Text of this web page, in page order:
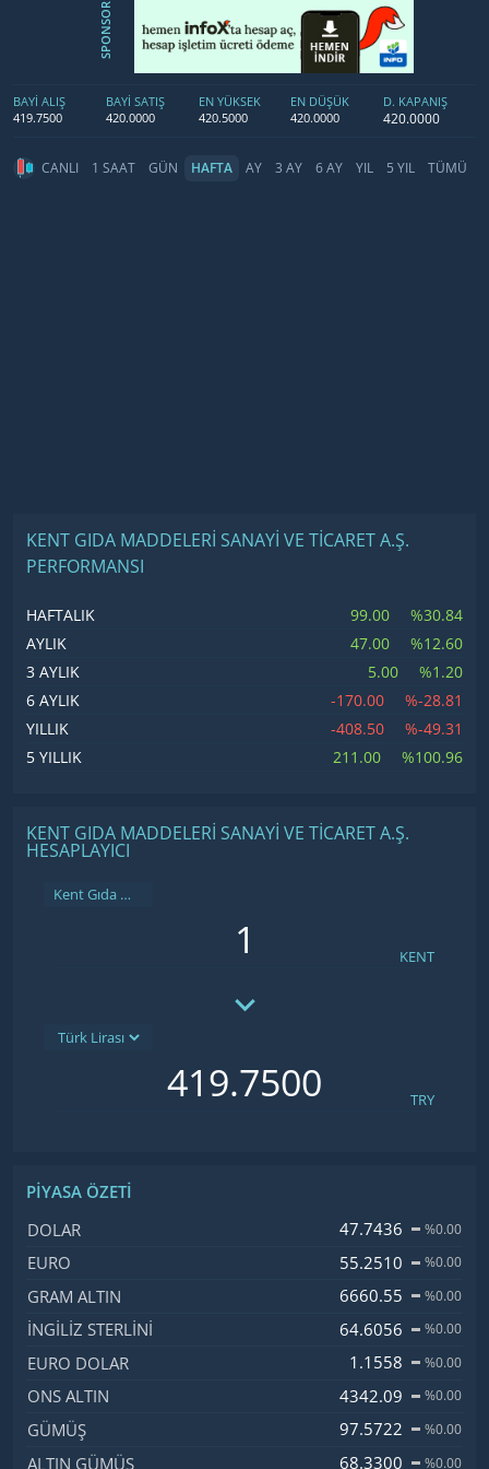
SPONSOR
BAYİ ALIŞ
419.7500
BAYİ SATIŞ
420.0000
EN YÜKSEK
420.5000
EN DÜŞÜK
420.0000
D. KAPANIŞ
420.0000
CANLI 1 SAAT GÜN HAFTA AY 3 AY 6 AY YIL 5 YIL TÜMÜ
KENT GIDA MADDELERI SANAYI VE TICARET A.Ş.
PERFORMANSI
HAFTALIK 99.00
%30.84
AYLIK
47.00
%12.60
3 AYLIK
5.00
%1.20
6 AYLIK
-170.00
%-28.81
YILLIK
-408.50
%-49.31
5 YILLIK
211.00 %100.96
KENT GIDA MADDELERI SANAYI VE TICARET A.Ş.
HESAPLAYICI
Kent Gıda Maddeleri Sanayi ve Ticaret A.Ş.
KENT
TRY
PIYASA ÖZETI
İsim, Kod
DOLAR 47.7436 %0.00
EURO 55.2510 %0.00
GRAM ALTIN 6660.55 %0.00
İNGILIZ STERLINI 64.6056 %0.00
EURO DOLAR 1.1558 %0.00
ONS ALTIN 4342.09 %0.00
GÜMÜŞ 97.5722 %0.00
ALTIN GÜMÜŞ 68.3300 %0.00